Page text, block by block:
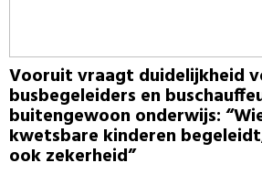
Vooruit vraagt duidelijkheid
busbegeleiders en
buitengewoon onderwijs:
kwetsbare kinderen
ook zekerheid”